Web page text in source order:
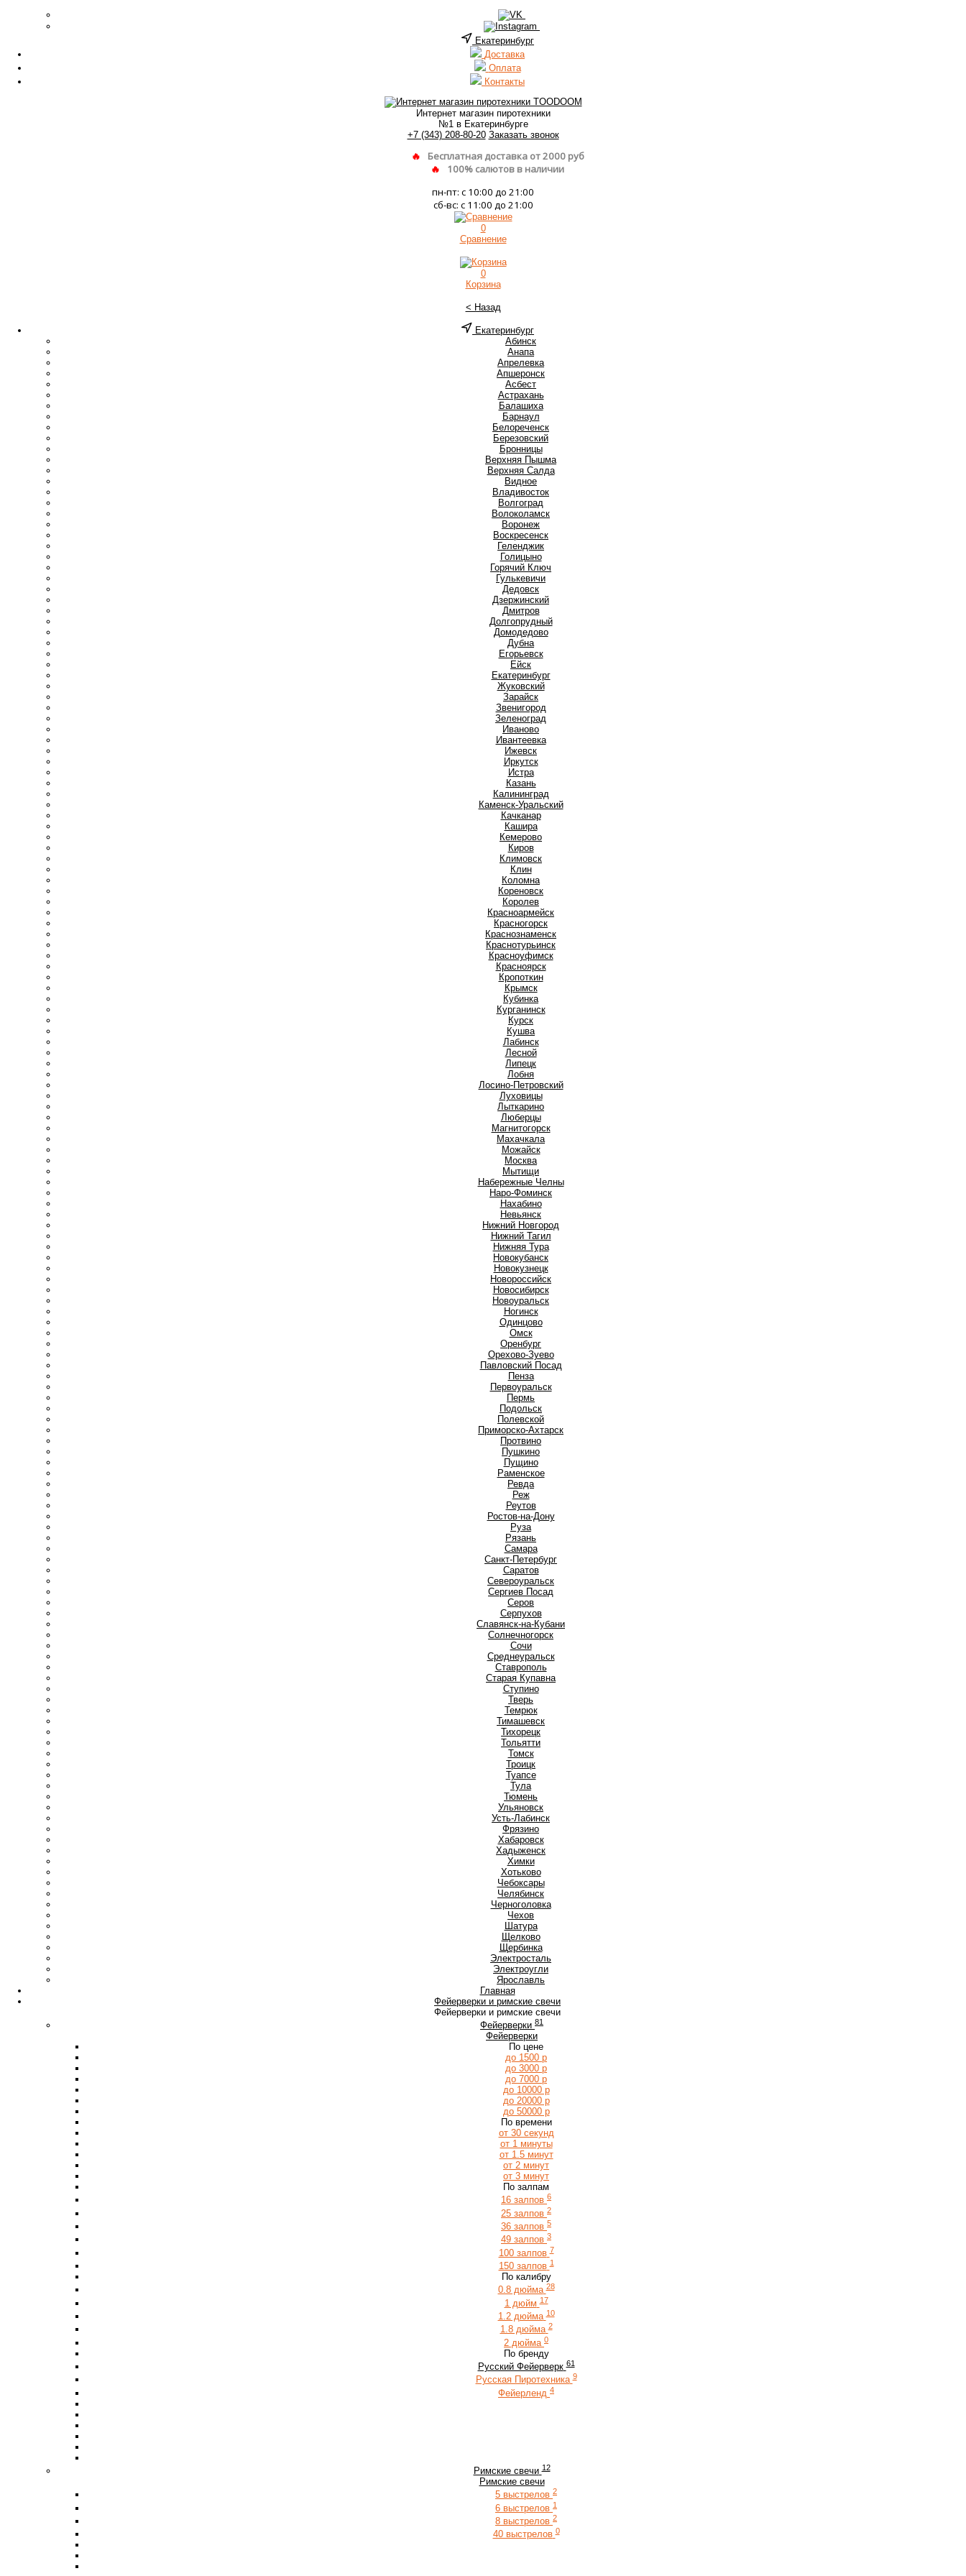
Екатеринбург
Доставка
Оплата
Контакты
Интернет магазин пиротехники
№1 в Екатеринбурге
+7 (343) 208-80-20 Заказать звонок
Бесплатная доставка от 2000 руб
100% салютов в наличии
пн-пт: с 10:00 до 21:00
сб-вс: с 11:00 до 21:00
0
Сравнение
0
Корзина
< Назад
Екатеринбург
Абинск
Анапа
Апрелевка
Апшеронск
Асбест
Астрахань
Балашиха
Барнаул
Белореченск
Березовский
Бронницы
Верхняя Пышма
Верхняя Салда
Видное
Владивосток
Волгоград
Волоколамск
Воронеж
Воскресенск
Геленджик
Голицыно
Горячий Ключ
Гулькевичи
Дедовск
Дзержинский
Дмитров
Долгопрудный
Домодедово
Дубна
Егорьевск
Ейск
Екатеринбург
Жуковский
Зарайск
Звенигород
Зеленоград
Иваново
Ивантеевка
Ижевск
Иркутск
Истра
Казань
Калининград
Каменск-Уральский
Качканар
Кашира
Кемерово
Киров
Климовск
Клин
Коломна
Кореновск
Королев
Красноармейск
Красногорск
Краснознаменск
Краснотурьинск
Красноуфимск
Красноярск
Кропоткин
Крымск
Кубинка
Курганинск
Курск
Кушва
Лабинск
Лесной
Липецк
Лобня
Лосино-Петровский
Луховицы
Лыткарино
Люберцы
Магнитогорск
Махачкала
Можайск
Москва
Мытищи
Набережные Челны
Наро-Фоминск
Нахабино
Невьянск
Нижний Новгород
Нижний Тагил
Нижняя Тура
Новокубанск
Новокузнецк
Новороссийск
Новосибирск
Новоуральск
Ногинск
Одинцово
Омск
Оренбург
Орехово-Зуево
Павловский Посад
Пенза
Первоуральск
Пермь
Подольск
Полевской
Приморско-Ахтарск
Протвино
Пушкино
Пущино
Раменское
Ревда
Реж
Реутов
Ростов-на-Дону
Руза
Рязань
Самара
Санкт-Петербург
Саратов
Североуральск
Сергиев Посад
Серов
Серпухов
Славянск-на-Кубани
Солнечногорск
Сочи
Среднеуральск
Ставрополь
Старая Купавна
Ступино
Тверь
Темрюк
Тимашевск
Тихорецк
Тольятти
Томск
Троицк
Туапсе
Тула
Тюмень
Ульяновск
Усть-Лабинск
Фрязино
Хабаровск
Хадыженск
Химки
Хотьково
Чебоксары
Челябинск
Черноголовка
Чехов
Шатура
Щелково
Щербинка
Электросталь
Электроугли
Ярославль
Главная
Фейерверки и римские свечи
Фейерверки и римские свечи
Фейерверки 81
Фейерверки
По цене
до 1500 р
до 3000 р
до 7000 р
до 10000 р
до 20000 р
до 50000 р
По времени
от 30 секунд
от 1 минуты
от 1.5 минут
от 2 минут
от 3 минут
По залпам
16 залпов 6
25 залпов 2
36 залпов 5
49 залпов 3
100 залпов 7
150 залпов 1
По калибру
0.8 дюйма 28
1 дюйм 17
1.2 дюйма 10
1.8 дюйма 2
2 дюйма 0
По бренду
Русский Фейерверк 61
Русская Пиротехника 9
Фейерленд 4
Римские свечи 12
Римские свечи
5 выстрелов 2
6 выстрелов 1
8 выстрелов 2
40 выстрелов 0